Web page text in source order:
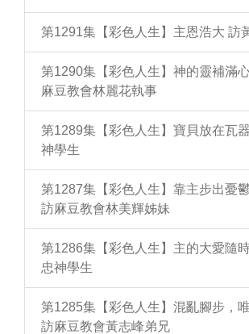
第1291集【彩色人生】主恩浩大 訪
第1290集【彩色人生】神的靈補滿
麻豆教會林麗花執事
第1289集【彩色人生】寶貝放在瓦
神學生
第1287集【彩色人生】靠主步出憂
訪麻豆教會林美輝姊妹
第1286集【彩色人生】主的大愛隨
忠神學生
第1285集【彩色人生】混亂腳步，
訪麻豆教會黃志峰弟兄